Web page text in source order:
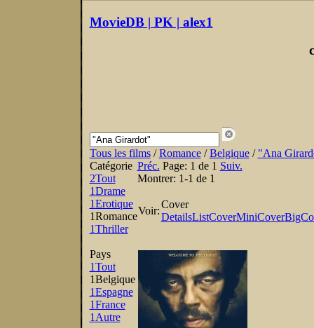
MovieDB | PK | alex1
Tous les films/Romance/Belgique/ "Ana
Catégorie
2Tout
1Drame
1Erotique
1Romance
1Thriller
Pays
1Tout
1Belgique
1Espagne
1France
1Autre
Préc. Page: 1 de 1 Suiv.
Montrer: 1-1 de 1
Voir:
Cover
DetailsListCoverMiniCover